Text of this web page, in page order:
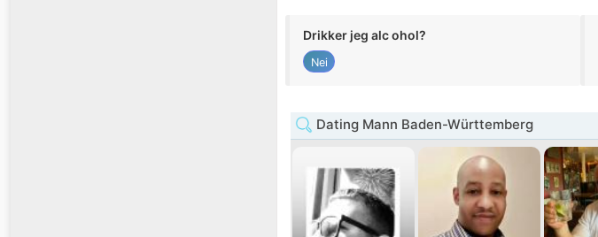
Drikker jeg alc ohol?
Nei
Dating Mann Baden-Württemberg